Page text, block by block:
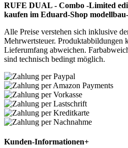
RUFE DUAL - Combo -Limited
kaufen im Eduard-Shop
Alle Preise verstehen sich inklusive
Mehrwertsteuer. Produktabbildungen
Lieferumfang abweichen.
sind technisch bedingt möglich.
Kunden-Informationen+